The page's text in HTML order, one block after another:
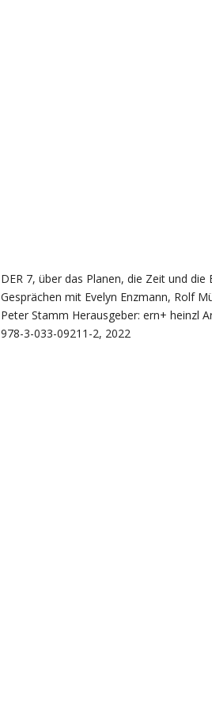
DER 7, über das Planen, die Zeit und die
Gesprächen mit Evelyn Enzmann, Rolf
Peter Stamm Herausgeber: ern+ heinzl
978-3-033-09211-2, 2022